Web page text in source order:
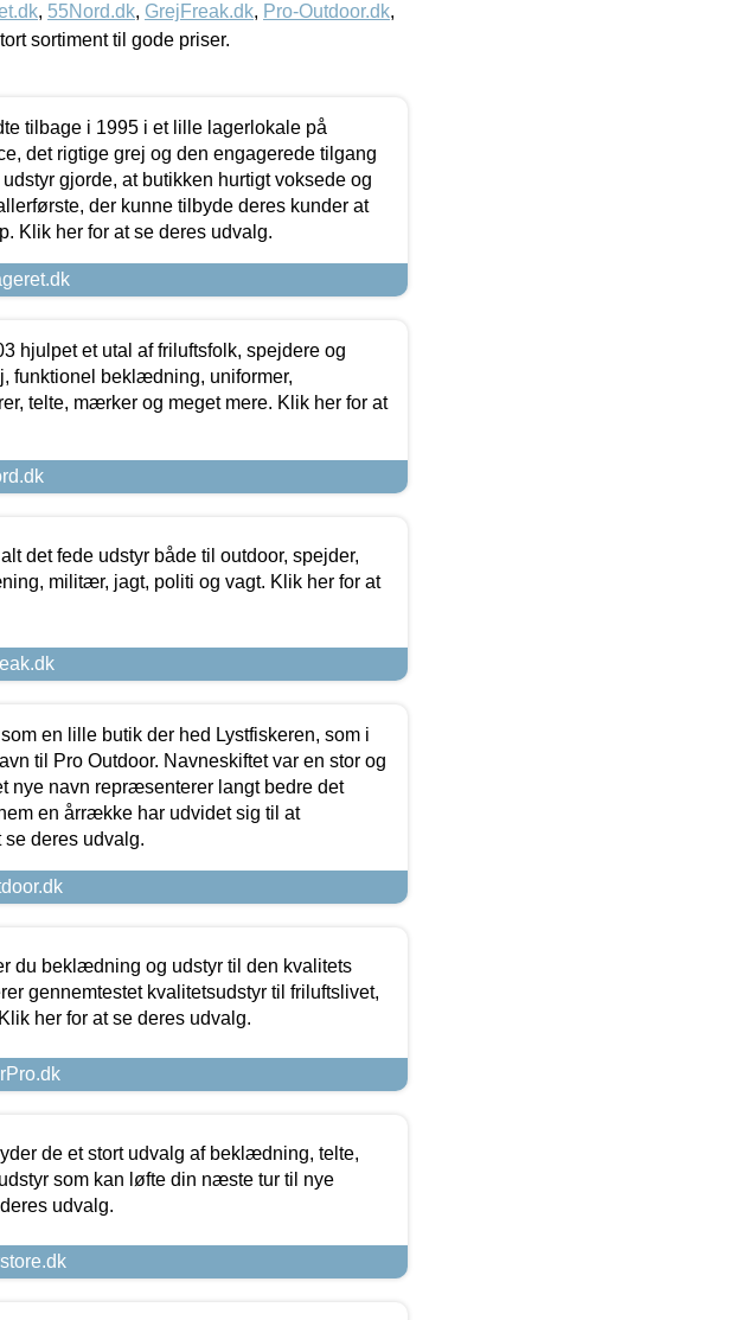
, 55Nord.dk, GrejFreak.dk, Pro-Outdoor.dk,
sortiment til gode priser.
tilbage i 1995 i et lille lagerlokale på
det rigtige grej og den engagerede tilgang
gjorde, at butikken hurtigt voksede og
der kunne tilbyde deres kunder at
Klik her for at se deres udvalg.
hjulpet et utal af friluftsfolk, spejdere og
funktionel beklædning, uniformer,
telte, mærker og meget mere. Klik her for at
det fede udstyr både til outdoor, spejder,
militær, jagt, politi og vagt. Klik her for at
en lille butik der hed Lystfiskeren, som i
til Pro Outdoor. Navneskiftet var en stor og
nye navn repræsenterer langt bedre det
en årrække har udvidet sig til at
deres udvalg.
du beklædning og udstyr til den kvalitets
gennemtestet kvalitetsudstyr til friluftslivet,
her for at se deres udvalg.
de et stort udvalg af beklædning, telte,
som kan løfte din næste tur til nye
udvalg.